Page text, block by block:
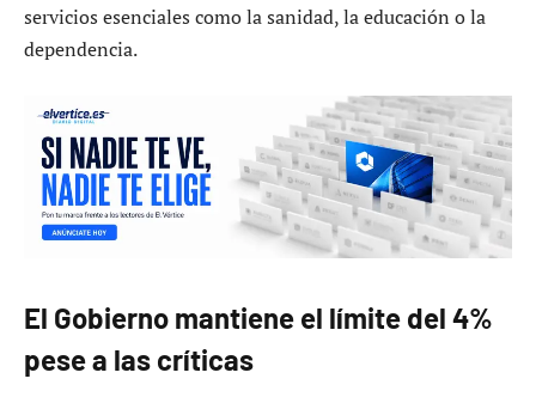
servicios esenciales como la sanidad, la educación o la
dependencia.
El Gobierno mantiene el límite del 4%
pese a las críticas